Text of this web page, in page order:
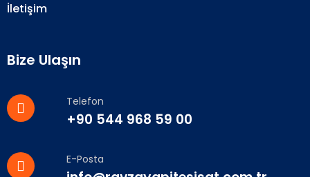
İletişim
Bize Ulaşın
Telefon
+90 544 968 59 00
E-Posta